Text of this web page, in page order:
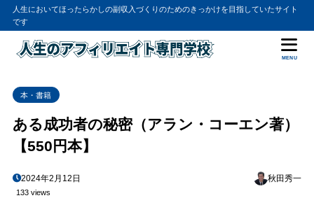
人生においてほったらかしの副収入づくりのためのきっかけを目指していたサイト
です
MENU
本・書籍
ある成功者の秘密（アラン・コーエン著）
【550円本】
2024年2月12日 秋田秀一
133 views